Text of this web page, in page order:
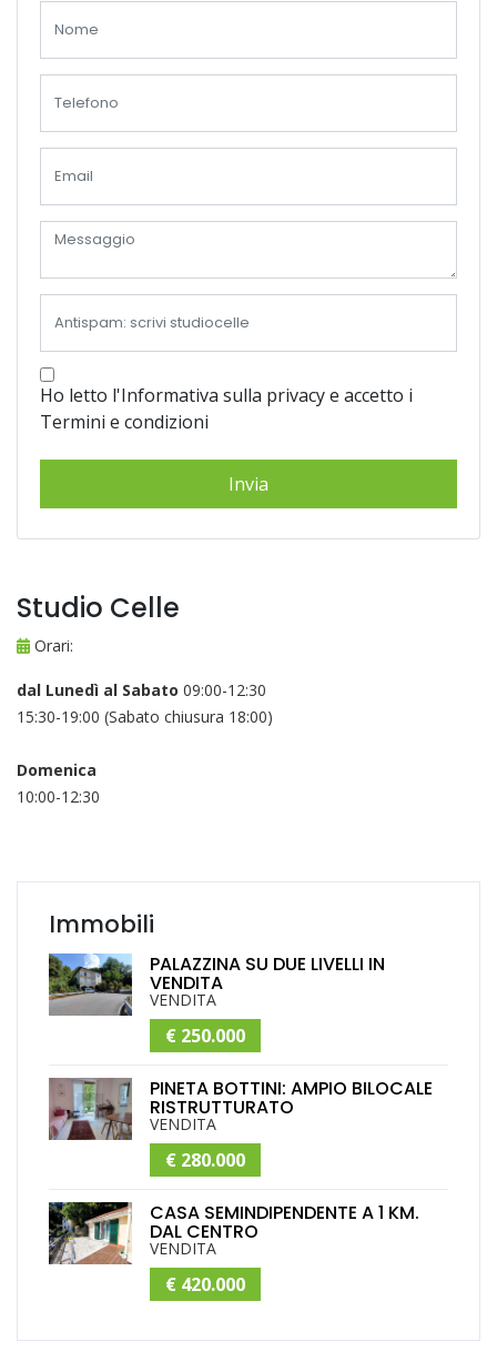
Ho letto l'Informativa sulla privacy e accetto i
Termini e condizioni
Studio Celle
Orari:
dal Lunedì al Sabato 09:00-12:30
15:30-19:00 (Sabato chiusura 18:00)
Domenica
10:00-12:30
Immobili
PALAZZINA SU DUE LIVELLI IN
VENDITA
VENDITA
€ 250.000
PINETA BOTTINI: AMPIO BILOCALE
RISTRUTTURATO
VENDITA
€ 280.000
CASA SEMINDIPENDENTE A 1 KM.
DAL CENTRO
VENDITA
€ 420.000